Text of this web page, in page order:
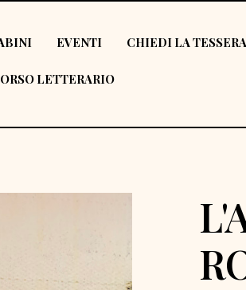
EVENTI CHIEDI LA TESSERA
LETTERARIO